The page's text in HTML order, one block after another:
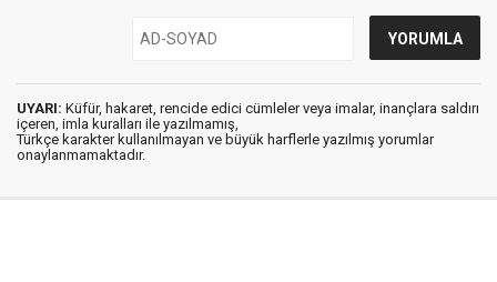
UYARI: Küfür, hakaret, rencide edici cümleler veya imalar, inançlara saldırı
içeren, imla kuralları ile yazılmamış,
Türkçe karakter kullanılmayan ve büyük harflerle yazılmış yorumlar
onaylanmamaktadır.